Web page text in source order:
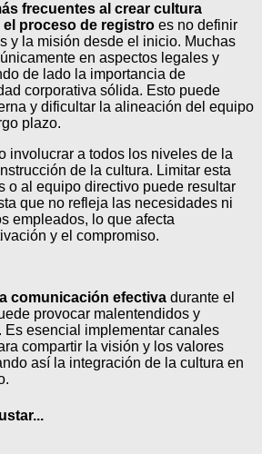
frecuentes al crear cultura
proceso de registro es no definir
y la misión desde el inicio. Muchas
en aspectos legales y
de lado la importancia de
corporativa sólida. Esto puede
y dificultar la alineación del equipo
plazo.
involucrar a todos los niveles de la
de la cultura. Limitar esta
o al equipo directivo puede resultar
que no refleja las necesidades ni
empleados, lo que afecta
y el compromiso.
comunicación efectiva durante el
provocar malentendidos y
Es esencial implementar canales
compartir la visión y los valores
así la integración de la cultura en